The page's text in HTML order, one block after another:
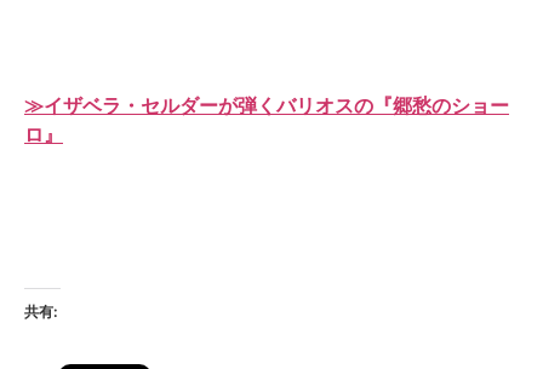
≫イザベラ・セルダーが弾くバリオスの『郷愁のショー
ロ』
共有: